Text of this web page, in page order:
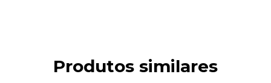
Produtos similares